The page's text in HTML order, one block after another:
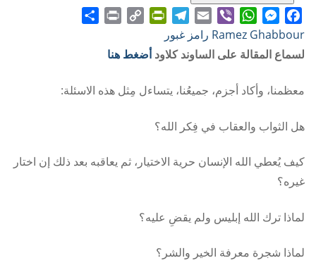
Facebook
Messenger
WhatsApp
Viber
Email
Telegram
Link
Ramez Ghabbour رامز غبور
لسماع المقالة على الساوند كلاودأضغط هنا
معظمنا، وأكاد أجزم، جميعُنا، يتساءل مِثل هذه الاسئلة:
هل الثواب والعقاب في فِكر الله؟
كيف يُعطي الله الإنسان حرية الاختيار، ثم يعاقبه بعد ذلك إن اختار
غيره؟
لماذا ترك الله إبليس ولم يقضِ عليه؟
لماذا شجرة معرفة الخير والشر؟